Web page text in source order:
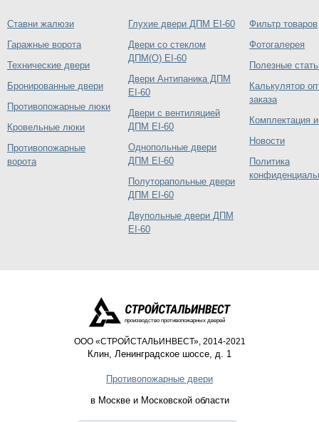
Ставни жалюзи
Гаражные ворота
Технические двери
Бронированные двери
Противопожарные люки
Кровельные люки
Противопожарные
ворота
Глухие двери ДПМ EI-60
Двери со стеклом
ДПМ(О) EI-60
Двери Антипаника ДПМ
EI-60
Двери с вентиляцией
ДПМ EI-60
Однопольные двери
ДПМ EI-60
Полуторапольные двери
ДПМ EI-60
Двупольные двери ДПМ
EI-60
Фильтр товаров
Фотогалерея
Полезные
Калькулятор
заказа
Комплектация
Новости
Политика
производство противопожарных дверей
ООО «СТРОЙСТАЛЬИНВЕСТ», 2014-2021
Клин, Ленинградское шоссе, д. 1
Противопожарные двери
в Москве и Московской области